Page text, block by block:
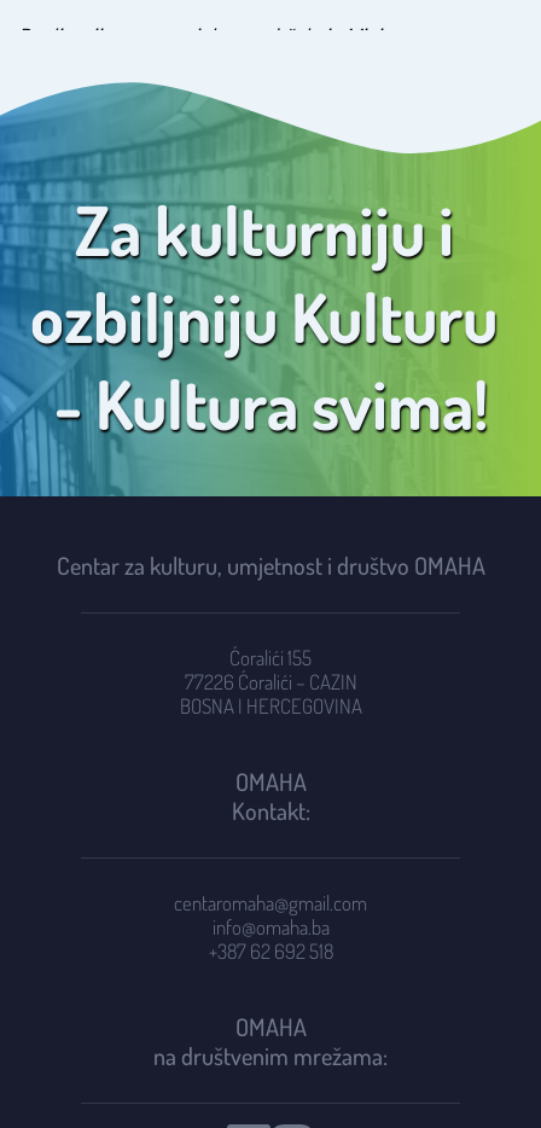
Realizaciju ovog projekta podržalo je Ministarstvo
Za kulturniju i
ozbiljniju Kulturu
- Kultura svima!
Centar za kulturu, umjetnost i društvo OMAHA
Ćoralići 155
77226 Ćoralići – CAZIN
BOSNA I HERCEGOVINA
OMAHA
Kontakt:
centaromaha@gmail.com
info@omaha.ba
+387 62 692 518
OMAHA
na društvenim mrežama: